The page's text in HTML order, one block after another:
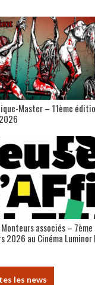
Master – 11ème
associés –
2026 au Cinéma
les news